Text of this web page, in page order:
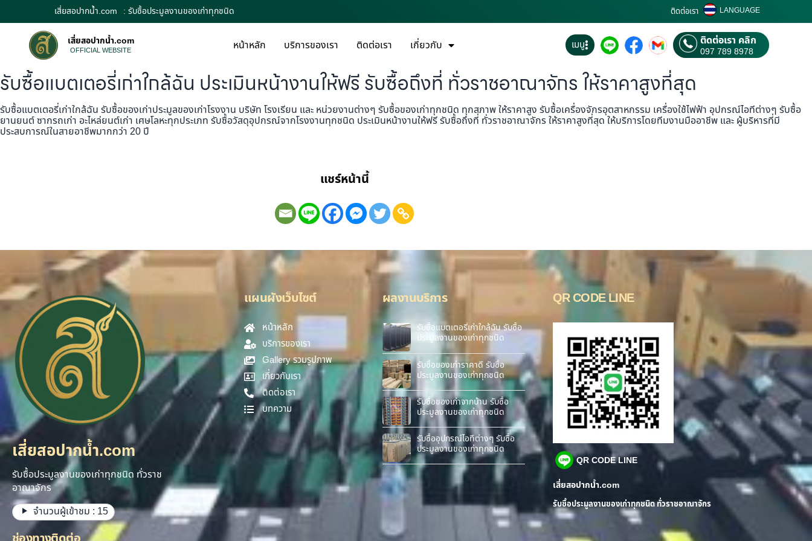
เสี่ยสอปากน้ำ.com : รับซื้อประมูลงานของเก่าทุกชนิด ติดต่อเรา LANGUAGE
เสี่ยสอปากน้ำ.com
OFFICIAL WEBSITE หน้าหลัก บริการของเรา ติดต่อเรา เกี่ยวกับ เมนู ติดต่อเรา คลิก
097 789 8978
รับซื้อแบตเตอรี่เก่าใกล้ฉัน ประเมินหน้างานให้ฟรี รับซื้อถึงที่ ทั่วราชอาณาจักร ให้ราคาสูงที่สุด
รับซื้อแบตเตอรี่เก่าใกล้ฉัน รับซื้อของเก่าประมูลของเก่าโรงงาน บริษัท โรงเรียน และ หน่วยงานต่างๆ รับซื้อของเก่าทุกชนิด ทุกสภาพ ให้ราคาสูง รับซื้อเครื่องจักรอุตสาหกรรม เครื่องใช้ไฟฟ้า อุปกรณ์ไอทีต่างๆ รับซื้อ
ยานยนต์ ซากรถเก่า อะไหล่ยนต์เก่า เศษโลหะทุกประเภท รับซื้อวัสดุอุปกรณ์จากโรงงานทุกชนิด ประเมินหน้างานให้ฟรี รับซื้อถึงที่ ทั่วราชอาณาจักร ให้ราคาสูงที่สุด ให้บริการโดยทีมงานมืออาชีพ และ ผู้บริหารที่มี
ประสบการณ์ในสายอาชีพมากกว่า 20 ปี
แชร์หน้านี้
เสี่ยสอปากน้ำ.com
รับซื้อประมูลงานของเก่าทุกชนิด ทั่วราช
อาณาจักร
จำนวนผู้เข้าชม : 15
แผนผังเว็บไซต์
หน้าหลัก
บริการของเรา
Gallery รวมรูปภาพ
เกี่ยวกับเรา
ติดต่อเรา
บทความ
ผลงานบริการ
รับซื้อแบตเตอรี่เก่าใกล้ฉัน รับซื้อ
ประมูลงานของเก่าทุกชนิด
รับซื้อของเก่าราคาดี รับซื้อ
ประมูลงานของเก่าทุกชนิด
รับซื้อของเก่าจากบ้าน รับซื้อ
ประมูลงานของเก่าทุกชนิด
รับซื้ออุปกรณ์ไอทีต่างๆ รับซื้อ
ประมูลงานของเก่าทุกชนิด
QR CODE LINE
QR CODE LINE
เสี่ยสอปากน้ำ.com
รับซื้อประมูลงานของเก่าทุกชนิด ทั่วราชอาณาจักร